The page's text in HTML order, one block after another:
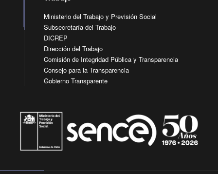
Ministerio del Trabajo y Previsión Social
Subsecretaría del Trabajo
DICREP
Dirección del Trabajo
Comisión de Integridad Pública y Transparencia
Consejo para la Transparencia
Gobierno Transparente